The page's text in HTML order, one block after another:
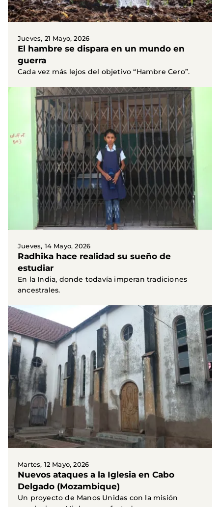
Jueves, 21 Mayo, 2026
El hambre se dispara en un mundo en
guerra
Cada vez más lejos del objetivo “Hambre Cero”.
Jueves, 14 Mayo, 2026
Radhika hace realidad su sueño de
estudiar
En la India, donde todavía imperan tradiciones
ancestrales.
Martes, 12 Mayo, 2026
Nuevos ataques a la Iglesia en Cabo
Delgado (Mozambique)
Un proyecto de Manos Unidas con la misión